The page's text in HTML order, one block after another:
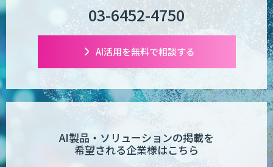
発注最適化AIソリューション
生産計画最適化AIソリューション
03-6452-4750
AI活用を無料で相談する
AI製品・ソリューションの掲載を
希望される企業様はこちら